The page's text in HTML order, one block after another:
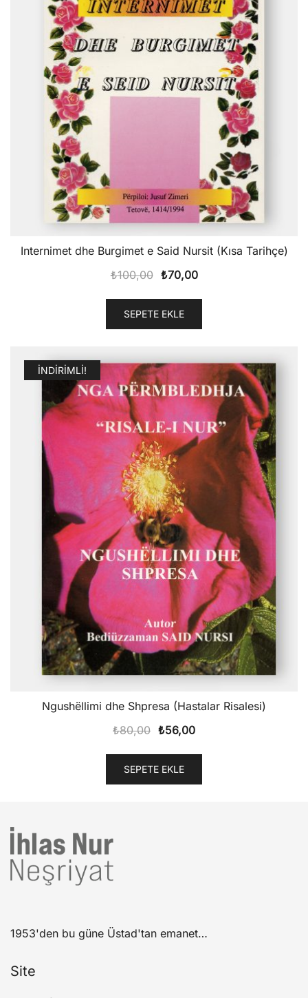
Internimet dhe Burgimet e Said Nursit (Kısa Tarihçe)
₺100,00 Orijinal
₺100,00.
₺70,00Şu
₺70,00.
SEPETE EKLE
İNDIRIMLI!
Ngushëllimi dhe Shpresa (Hastalar Risalesi)
₺80,00 Orijinal
₺80,00.
₺56,00Şu
₺56,00.
SEPETE EKLE
1953'den bu güne Üstad'tan emanet…
Site